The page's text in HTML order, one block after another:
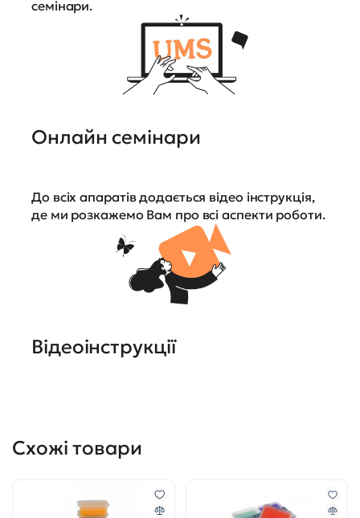
семінари.
Онлайн семінари
До всіх апаратів додається відео інструкція,
де ми розкажемо Вам про всі аспекти роботи.
Відеоінструкції
Схожі товари